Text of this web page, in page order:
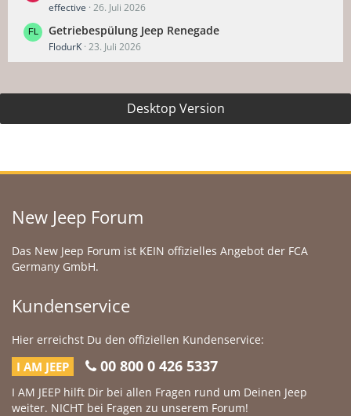
effective 26. Juli 2026
Getriebespülung Jeep Renegade
FlodurK 23. Juli 2026
Desktop Version
New Jeep Forum
Das New Jeep Forum ist KEIN offizielles Angebot der FCA
Germany GmbH.
Kundenservice
Hier erreichst Du den offiziellen Kundenservice:
I AM JEEP 00 800 0 426 5337
I AM JEEP hilft Dir bei allen Fragen rund um Deinen Jeep
weiter. NICHT bei Fragen zu unserem Forum!